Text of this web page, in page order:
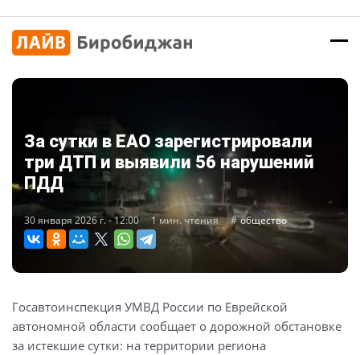
За сутки в ЕАО зарегистрировали
три ДТП и выявили 56 нарушений
ПДД
30 января 2026 г. - 12:00 1 мин. чтения общество
Госавтоинспекция УМВД России по Еврейской
автономной области сообщает о дорожной обстановке
за истекшие сутки: на территории региона